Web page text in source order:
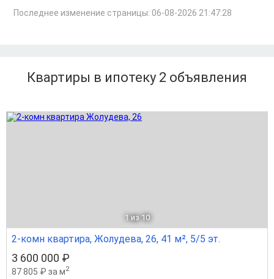
Последнее изменение страницы: 06-08-2026 21:47:28
Квартиры в ипотеку 2 объявления
1 из 10
2-комн квартира, Жолудева, 26, 41 м², 5/5 эт.
3 600 000 ₽
87 805 ₽ за м2